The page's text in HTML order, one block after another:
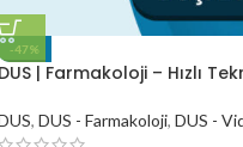
-47%
| Farmakoloji – Hızlı
, DUS - Farmakoloji, DUS -